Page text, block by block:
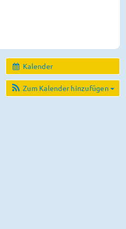
Kalender
Zum Kalender hinzufügen